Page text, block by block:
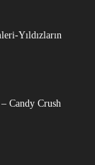
Yıldızların
Candy Crush